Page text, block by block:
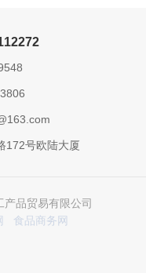
172号欧陆大厦
品贸易有限公司
食品商务网